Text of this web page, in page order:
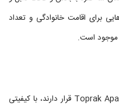
برای اقامت خانوادگی و تعداد
موجود است.
انواع وسایل و امکاناتی که در هتل Toprak Apart Otel قرار دارند، با کیفیتی